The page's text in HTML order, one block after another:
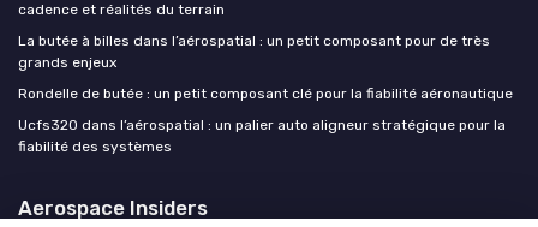
cadence et réalités du terrain
La butée à billes dans l’aérospatial : un petit composant pour de très
grands enjeux
Rondelle de butée : un petit composant clé pour la fiabilité aéronautique
Ucfs320 dans l’aérospatial : un palier auto aligneur stratégique pour la
fiabilité des systèmes
Aerospace Insiders